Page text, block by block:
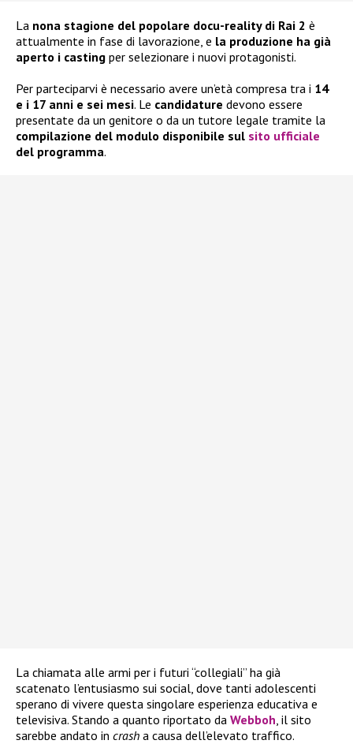
La nona stagione del popolare docu-reality di Rai 2 è
attualmente in fase di lavorazione, e la produzione ha già
aperto i casting per selezionare i nuovi protagonisti.
Per parteciparvi è necessario avere un’età compresa tra i 14
e i 17 anni e sei mesi. Le candidature devono essere
presentate da un genitore o da un tutore legale tramite la
compilazione del modulo disponibile sul sito ufficiale
del programma.
La chiamata alle armi per i futuri “collegiali” ha già
scatenato l’entusiasmo sui social, dove tanti adolescenti
sperano di vivere questa singolare esperienza educativa e
televisiva. Stando a quanto riportato da Webboh , il sito
sarebbe andato in crash a causa dell’elevato traffico.